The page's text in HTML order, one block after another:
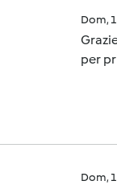
Dom,
per
Dom,